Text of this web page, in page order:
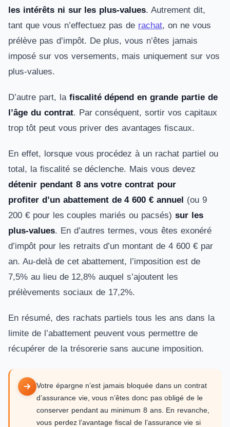
les intérêts ni sur les plus-values. Autrement dit,
tant que vous n’effectuez pas de rachat, on ne vous
prélève pas d’impôt. De plus, vous n’êtes jamais
imposé sur vos versements, mais uniquement sur vos
plus-values.
D’autre part, la fiscalité dépend en grande partie de
l’âge du contrat. Par conséquent, sortir vos capitaux
trop tôt peut vous priver des avantages fiscaux.
En effet, lorsque vous procédez à un rachat partiel ou
total, la fiscalité se déclenche. Mais vous devez
détenir pendant 8 ans votre contrat pour
profiter d’un abattement de 4 600 € annuel (ou 9
200 € pour les couples mariés ou pacsés) sur les
plus-values. En d’autres termes, vous êtes exonéré
d’impôt pour les retraits d’un montant de 4 600 € par
an. Au-delà de cet abattement, l’imposition est de
7,5% au lieu de 12,8% auquel s’ajoutent les
prélèvements sociaux de 17,2%.
En résumé, des rachats partiels tous les ans dans la
limite de l’abattement peuvent vous permettre de
récupérer de la trésorerie sans aucune imposition.
Votre épargne n’est jamais bloquée dans un contrat
d’assurance vie, vous n’êtes donc pas obligé de le
conserver pendant au minimum 8 ans. En revanche,
vous perdez l’avantage fiscal de l’assurance vie si